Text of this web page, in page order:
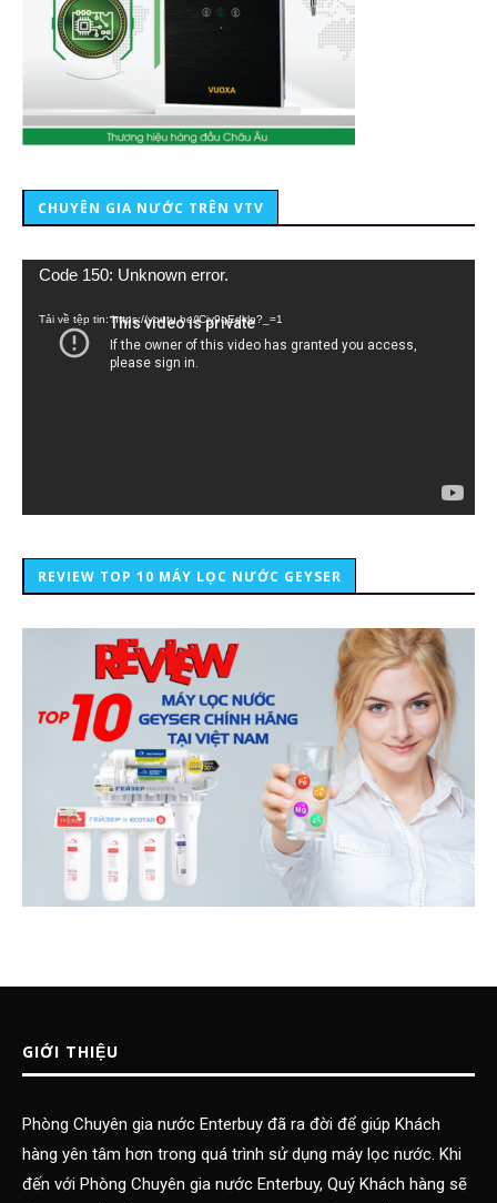
CHUYÊN GIA NƯỚC TRÊN VTV
Trình
Code 150: Unknown error.
Tải về tệp tin: https://youtu.be/lCiy9qEdklo?_=1
REVIEW TOP 10 MÁY LỌC NƯỚC GEYSER
GIỚI THIỆU
Phòng Chuyên gia nước Enterbuy đã ra đời để giúp Khách
hàng yên tâm hơn trong quá trình sử dụng máy lọc nước. Khi
đến với Phòng Chuyên gia nước Enterbuy, Quý Khách hàng sẽ